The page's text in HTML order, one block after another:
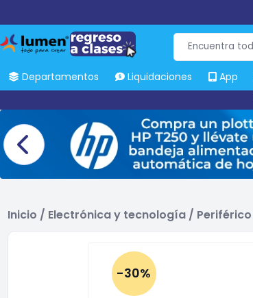
Departamentos Liquidaciones App
Inicio / Electrónica y tecnología /
-30%